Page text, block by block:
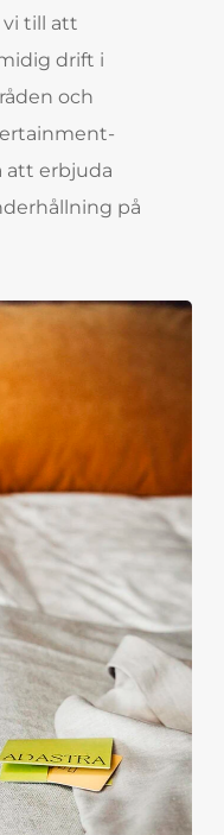
vi till att
drift i
och
att erbjuda
på